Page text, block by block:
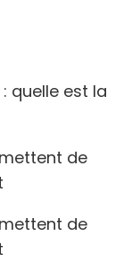
quelle est la
de
de